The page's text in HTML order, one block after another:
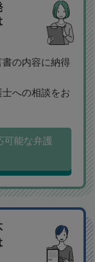
の内容に納得
への相談をお
可能な弁護